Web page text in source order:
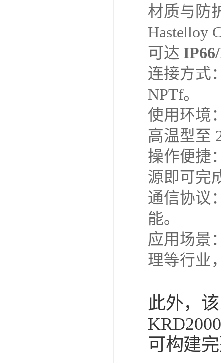
材质与防
Hastelloy
可达 ‌
连接方式
NPTf。
使用环境
高温型至
操作便捷
源即可完
通信协议
能。
应用场景
理等行业
此外，
可构建